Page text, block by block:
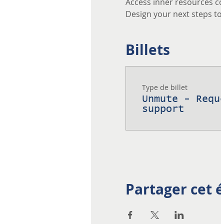
Design your next steps
Billets
Type de billet
Unmute -
support
Partager cet